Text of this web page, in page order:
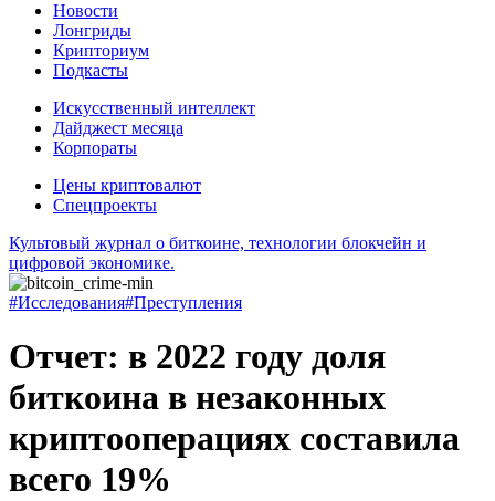
Новости
Лонгриды
Крипториум
Подкасты
Искусственный интеллект
Дайджест месяца
Корпораты
Цены криптовалют
Спецпроекты
Культовый журнал о биткоине, технологии блокчейн и
цифровой экономике.
#Исследования#Преступления
Отчет: в 2022 году доля
биткоина в незаконных
криптооперациях составила
всего 19%